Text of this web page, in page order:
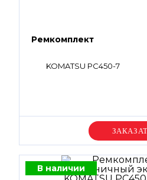
Ремкомплект
KOMATSU PC450-7
Уточняйте
В наличии